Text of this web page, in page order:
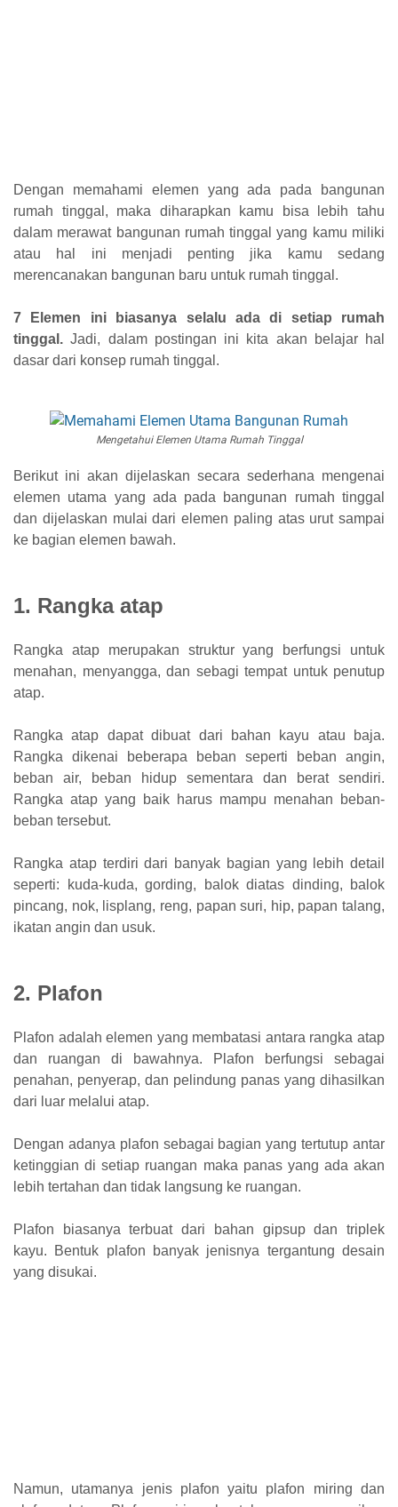
Dengan memahami elemen yang ada pada bangunan
rumah tinggal, maka diharapkan kamu bisa lebih tahu
dalam merawat bangunan rumah tinggal yang kamu miliki
atau hal ini menjadi penting jika kamu sedang
merencanakan bangunan baru untuk rumah tinggal.
7 Elemen ini biasanya selalu ada di setiap rumah
tinggal. Jadi, dalam postingan ini kita akan belajar hal
dasar dari konsep rumah tinggal.
Mengetahui Elemen Utama Rumah Tinggal
Berikut ini akan dijelaskan secara sederhana mengenai
elemen utama yang ada pada bangunan rumah tinggal
dan dijelaskan mulai dari elemen paling atas urut sampai
ke bagian elemen bawah.
1. Rangka atap
Rangka atap merupakan struktur yang berfungsi untuk
menahan, menyangga, dan sebagi tempat untuk penutup
atap.
Rangka atap dapat dibuat dari bahan kayu atau baja.
Rangka dikenai beberapa beban seperti beban angin,
beban air, beban hidup sementara dan berat sendiri.
Rangka atap yang baik harus mampu menahan beban-
beban tersebut.
Rangka atap terdiri dari banyak bagian yang lebih detail
seperti: kuda-kuda, gording, balok diatas dinding, balok
pincang, nok, lisplang, reng, papan suri, hip, papan talang,
ikatan angin dan usuk.
2. Plafon
Plafon adalah elemen yang membatasi antara rangka atap
dan ruangan di bawahnya. Plafon berfungsi sebagai
penahan, penyerap, dan pelindung panas yang dihasilkan
dari luar melalui atap.
Dengan adanya plafon sebagai bagian yang tertutup antar
ketinggian di setiap ruangan maka panas yang ada akan
lebih tertahan dan tidak langsung ke ruangan.
Plafon biasanya terbuat dari bahan gipsup dan triplek
kayu. Bentuk plafon banyak jenisnya tergantung desain
yang disukai.
Namun, utamanya jenis plafon yaitu plafon miring dan